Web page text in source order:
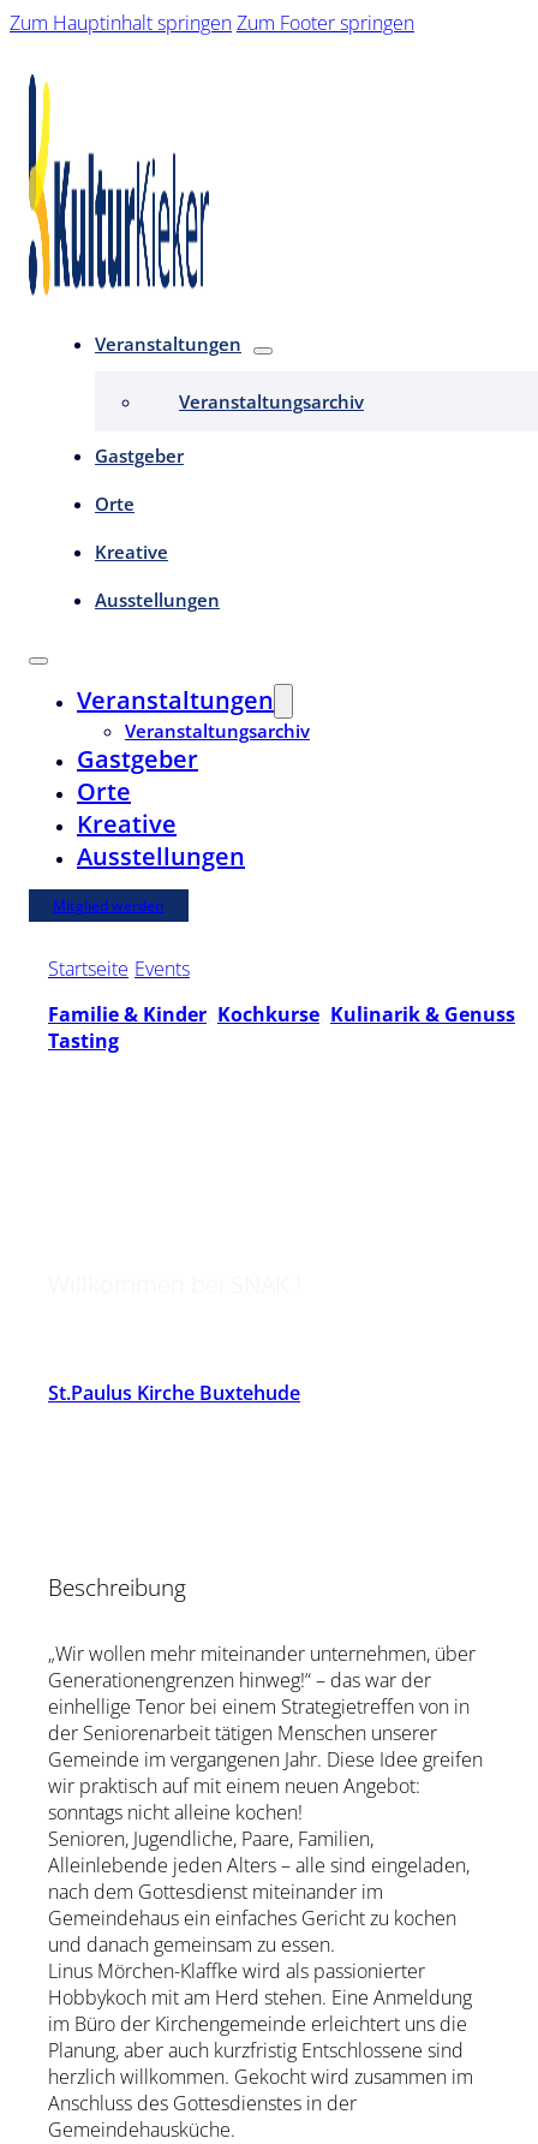
Zum Hauptinhalt springenZum Footer springen
Veranstaltungen
Veranstaltungsarchiv
Gastgeber
Orte
Kreative
Ausstellungen
Veranstaltungen
Veranstaltungsarchiv
Gastgeber
Orte
Kreative
Ausstellungen
Mitglied werden
Startseite Events
Familie & Kinder Kochkurse Kulinarik & Genuss
Tasting
St.Paulus Kirche Buxtehude
Beschreibung
„Wir wollen mehr miteinander unternehmen, über
Generationengrenzen hinweg!“ – das war der
einhellige Tenor bei einem Strategietreffen von in
der Seniorenarbeit tätigen Menschen unserer
Gemeinde im vergangenen Jahr. Diese Idee greifen
wir praktisch auf mit einem neuen Angebot:
sonntags nicht alleine kochen!
Senioren, Jugendliche, Paare, Familien,
Alleinlebende jeden Alters – alle sind eingeladen,
nach dem Gottesdienst miteinander im
Gemeindehaus ein einfaches Gericht zu kochen
und danach gemeinsam zu essen.
Linus Mörchen-Klaffke wird als passionierter
Hobbykoch mit am Herd stehen. Eine Anmeldung
im Büro der Kirchengemeinde erleichtert uns die
Planung, aber auch kurzfristig Entschlossene sind
herzlich willkommen. Gekocht wird zusammen im
Anschluss des Gottesdienstes in der
Gemeindehausküche.